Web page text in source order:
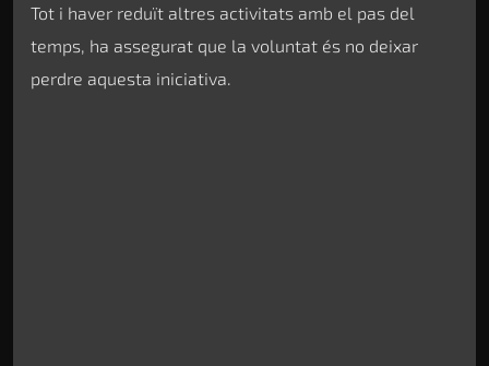
Tot i haver reduït altres activitats amb el pas del
temps, ha assegurat que la voluntat és no deixar
perdre aquesta iniciativa.